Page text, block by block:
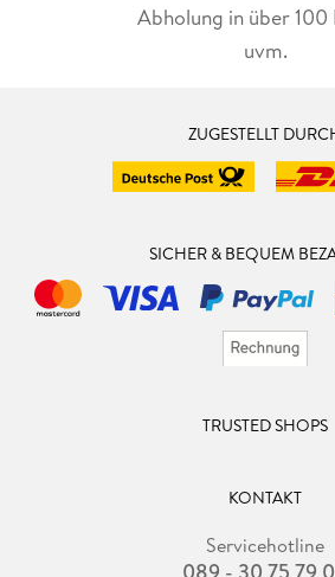
Abholung in über 100
uvm.
ZUGESTELLT
SICHER & BEQUEM
TRUSTED SHOPS
KONTAKT
Servicehotline